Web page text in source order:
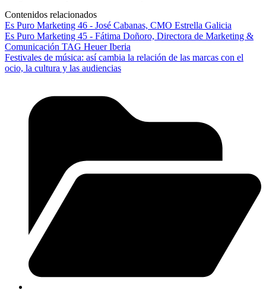
Contenidos relacionados
Es Puro Marketing 46 - José Cabanas, CMO Estrella Galicia
Es Puro Marketing 45 - Fátima Doñoro, Directora de Marketing &
Comunicación TAG Heuer Iberia
Festivales de música: así cambia la relación de las marcas con el
ocio, la cultura y las audiencias